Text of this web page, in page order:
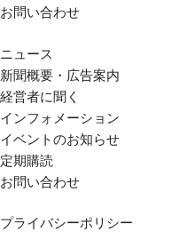
お問い合わせ
ニュース
新聞概要・広告案内
経営者に聞く
インフォメーション
イベントのお知らせ
定期購読
お問い合わせ
プライバシーポリシー